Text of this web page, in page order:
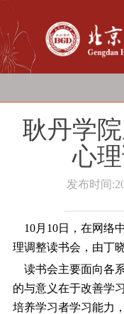
耿丹学
心
发布时间
10月10日，在网络
理调整读书会，由丁
读书会主要面向各
的与意义在于改善学
培养学习者学习能力